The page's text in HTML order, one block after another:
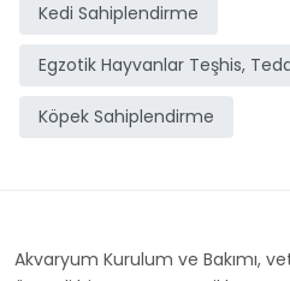
Kedi Sahiplendirme
Egzotik Hayvanlar Teşhis,
Köpek Sahiplendirme
Akvaryum Kurulum ve Bakımı,